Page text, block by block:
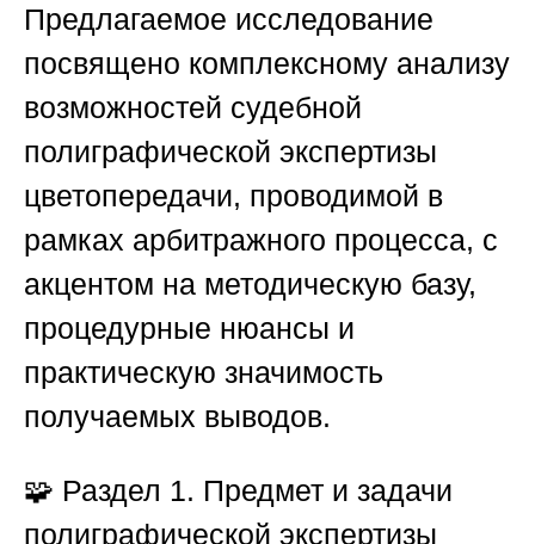
Предлагаемое исследование
посвящено комплексному анализу
возможностей судебной
полиграфической экспертизы
цветопередачи, проводимой в
рамках арбитражного процесса, с
акцентом на методическую базу,
процедурные нюансы и
практическую значимость
получаемых выводов.
🧩 Раздел 1. Предмет и задачи
полиграфической экспертизы